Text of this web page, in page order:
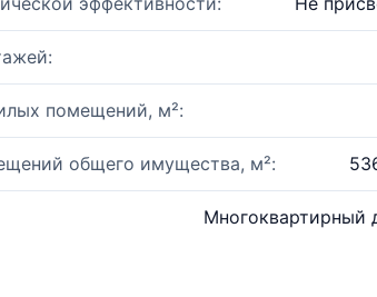
помещений, м²:
общего имущества, м²:
Многоквартирный